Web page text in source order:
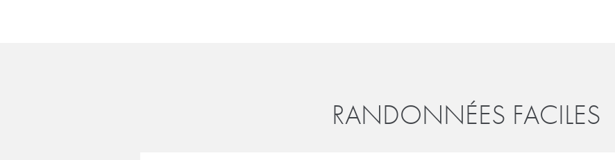
RANDONNÉES FACILES